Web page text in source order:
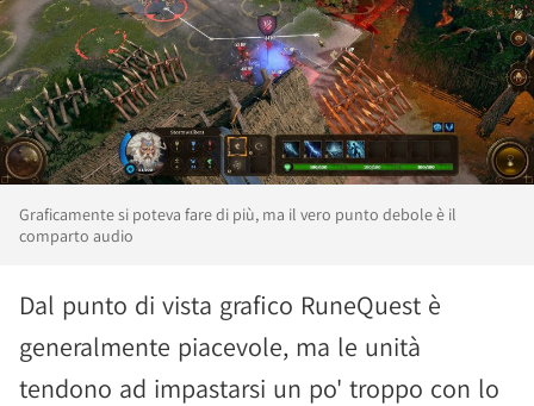
Graficamente si poteva fare di più, ma il vero punto debole è il
comparto audio
Dal punto di vista grafico RuneQuest è
generalmente piacevole, ma le unità
tendono ad impastarsi un po' troppo con lo